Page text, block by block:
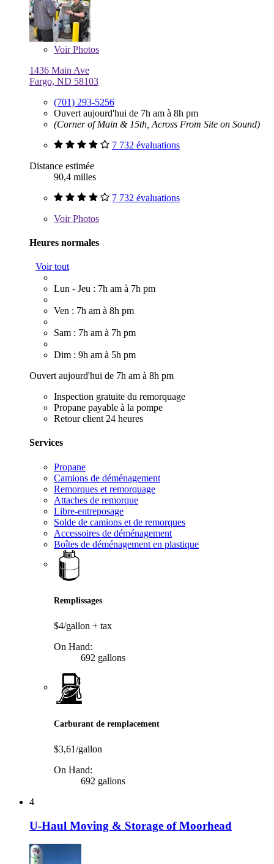
VoirPhotos
1436 Main Ave
Fargo, ND 58103
(701) 293-5256
Ouvert aujourd'hui de 7h am à 8h pm
(Corner of Main & 15th, Across From Site on Sound)
7 732 évaluations
Distance estimée
90,4 milles
7 732 évaluations
VoirPhotos
Heures normales
Voir tout
Lun - Jeu : 7h am à 7h pm
Ven : 7h am à 8h pm
Sam : 7h am à 7h pm
Dim : 9h am à 5h pm
Ouvert aujourd'hui de 7h am à 8h pm
Inspection gratuite du remorquage
Propane payable à la pompe
Retour client 24 heures
Services
Propane
Camions de déménagement
Remorques et remorquage
Attaches de remorque
Libre-entreposage
Solde de camions et de remorques
Accessoires de déménagement
Boîtes de déménagement en plastique
Remplissages
$4/gallon + tax
On Hand:
692 gallons
Carburant de remplacement
$3,61/gallon
On Hand:
692 gallons
4
U-Haul Moving & Storage of Moorhead